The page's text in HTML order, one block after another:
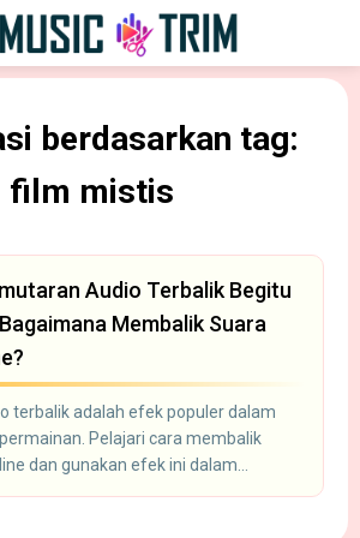
berdasarkan tag:
film mistis
Audio Terbalik Begitu
Membalik Suara
terbalik adalah efek populer dalam
Pelajari cara membalik
dan gunakan efek ini dalam